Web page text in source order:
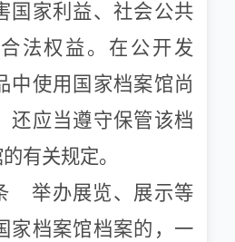
国家利益、社会公共
法权益。在公开发
中使用国家档案馆尚
还应当遵守保管该档
有关规定。
举办展览、展示等
家档案馆档案的，一